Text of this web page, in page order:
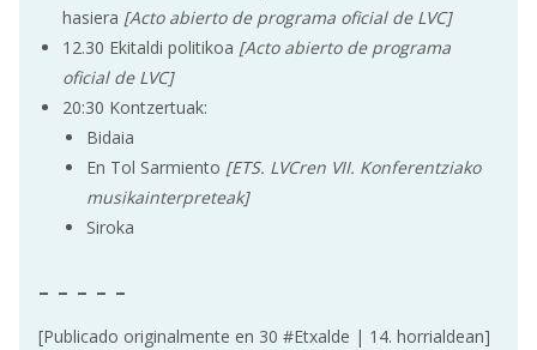
hasiera [Acto abierto de programa oficial de LVC]
12.30 Ekitaldi politikoa [Acto abierto de programa
oficial de LVC]
20:30 Kontzertuak:
Bidaia
En Tol Sarmiento [ETS. LVCren VII. Konferentziako
musikainterpreteak]
Siroka
- - - - -
[Publicado originalmente en 30 #Etxalde | 14. horrialdean]